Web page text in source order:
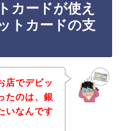
カードが使え
トカードの支
店でデビッ
たのは、銀
いなんです